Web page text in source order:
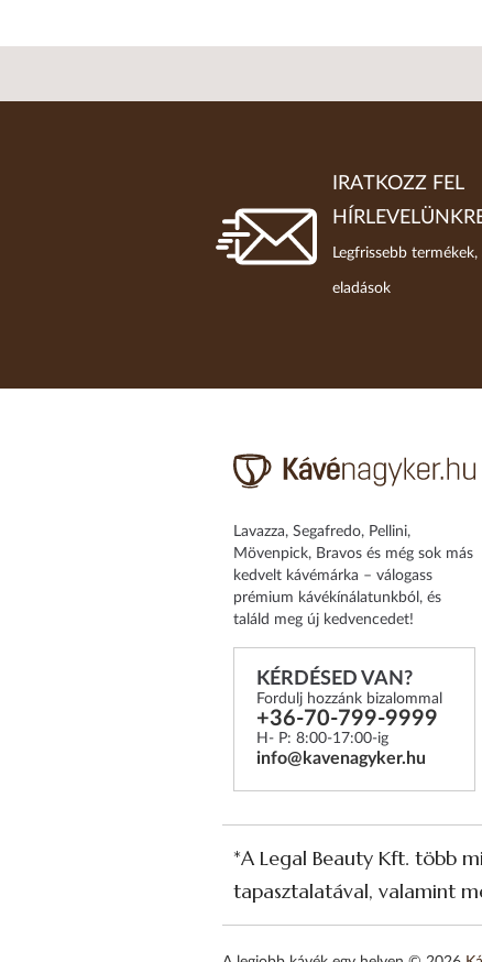
IRATKOZZ FEL
Legfrissebb
eladások
Lavazza, Segafredo, Pellini,
Mövenpick, Bravos és még sok más
kedvelt kávémárka – válogass
prémium kávékínálatunkból, és
találd meg új kedvencedet!
KÉRDÉSED VAN?
Fordulj hozzánk bizalommal
+36-70-799-9999
H- P: 8:00-17:00-ig
info@kavenagyker.hu
*A Legal Beauty Kft. több
tapasztalatával, valamint